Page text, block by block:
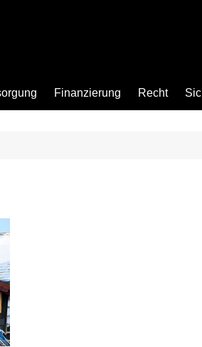
Garten
Küche
Finanzierung Recht